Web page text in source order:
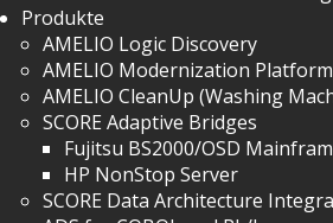
Produkte
AMELIO Logic Discovery
AMELIO Modernization Platform
AMELIO CleanUp (Washing
SCORE Adaptive Bridges
Fujitsu BS2000/OSD
HP NonStop Server
SCORE Data Architecture